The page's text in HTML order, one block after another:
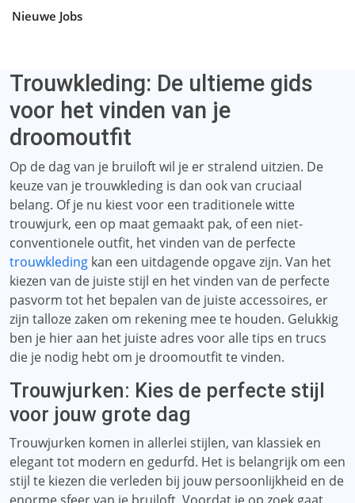
Nieuwe Jobs
Trouwkleding: De ultieme gids
voor het vinden van je
droomoutfit
Op de dag van je bruiloft wil je er stralend uitzien. De
keuze van je trouwkleding is dan ook van cruciaal
belang. Of je nu kiest voor een traditionele witte
trouwjurk, een op maat gemaakt pak, of een niet-
conventionele outfit, het vinden van de perfecte
trouwkleding kan een uitdagende opgave zijn. Van het
kiezen van de juiste stijl en het vinden van de perfecte
pasvorm tot het bepalen van de juiste accessoires, er
zijn talloze zaken om rekening mee te houden. Gelukkig
ben je hier aan het juiste adres voor alle tips en trucs
die je nodig hebt om je droomoutfit te vinden.
Trouwjurken: Kies de perfecte stijl
voor jouw grote dag
Trouwjurken komen in allerlei stijlen, van klassiek en
elegant tot modern en gedurfd. Het is belangrijk om een
​​stijl te kiezen die verleden bij jouw persoonlijkheid en de